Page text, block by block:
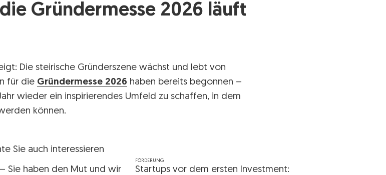
Gründermesse 2026 läuft
Die steirische Gründerszene wächst und lebt von
für die Gründermesse 2026 haben bereits begonnen –
wieder ein inspirierendes Umfeld zu schaffen, in dem
können.
Sie auch interessieren
Sie haben den Mut und wir
FÖRDERUNG
Startups vor dem ersten Investment: